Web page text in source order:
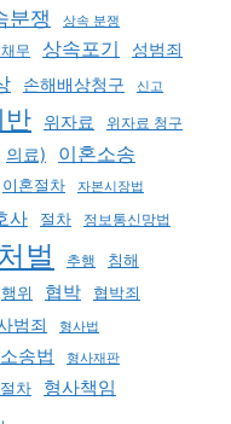
분쟁 상속 분쟁
무 상속포기 성범죄
손해배상청구 신고
반 위자료 위자료 청구
의료) 이혼소송
이혼절차 자본시장법
사 절차 정보통신망법
벌 추행 침해
행위 협박 협박죄
범죄 형사법
송법 형사재판
차 형사책임